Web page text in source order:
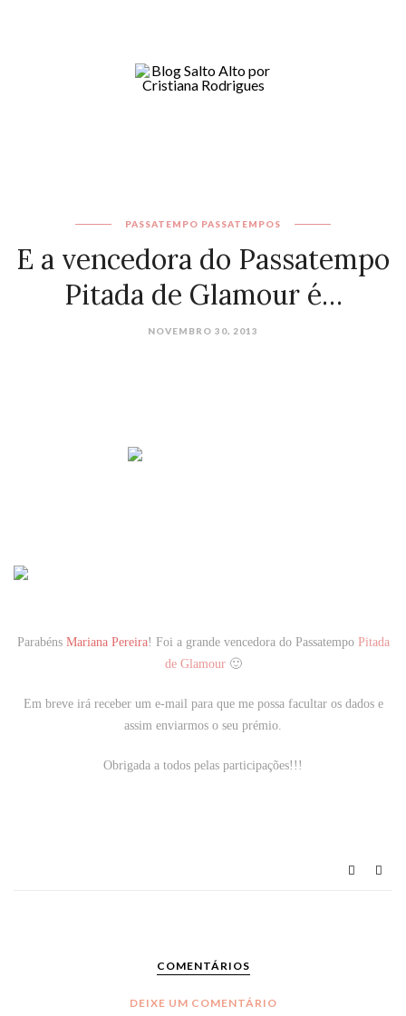
PASSATEMPO PASSATEMPOS
E a vencedora do Passatempo
Pitada de Glamour é…
NOVEMBRO 30, 2013
ParabénsMariana Pereira! Foi a grande vencedora do Passatempo Pitada
de Glamour🙂
Em breve irá receber um e-mail para que me possa facultar os dados e
assim enviarmos o seu prémio.
Obrigada a todos pelas participações!!!
COMENTÁRIOS
DEIXE UM COMENTÁRIO